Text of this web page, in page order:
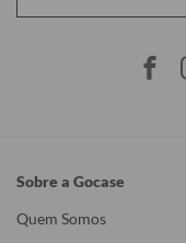
Sobre a Gocase
Quem Somos